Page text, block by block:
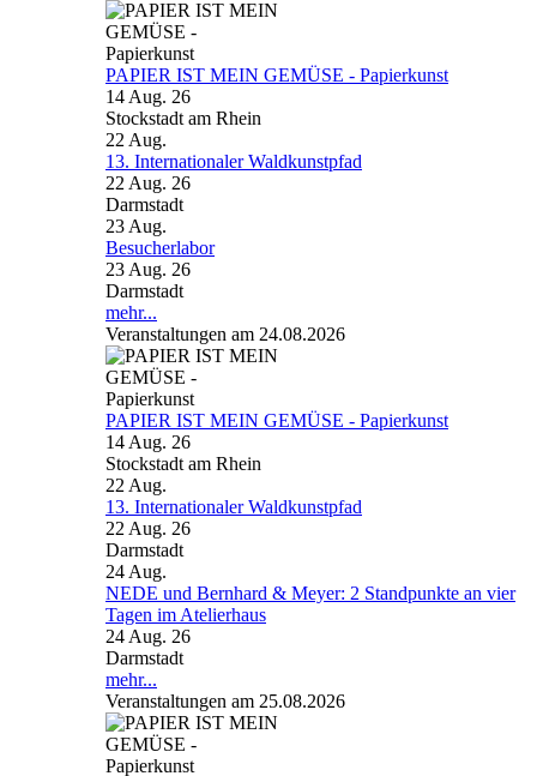
PAPIER IST MEIN GEMÜSE - Papierkunst
14 Aug. 26
Stockstadt am Rhein
22 Aug.
13. Internationaler Waldkunstpfad
22 Aug. 26
Darmstadt
23 Aug.
Besucherlabor
23 Aug. 26
Darmstadt
mehr...
Veranstaltungen am 24.08.2026
PAPIER IST MEIN GEMÜSE - Papierkunst
14 Aug. 26
Stockstadt am Rhein
22 Aug.
13. Internationaler Waldkunstpfad
22 Aug. 26
Darmstadt
24 Aug.
NEDE und Bernhard & Meyer: 2 Standpunkte an vier
Tagen im Atelierhaus
24 Aug. 26
Darmstadt
mehr...
Veranstaltungen am 25.08.2026